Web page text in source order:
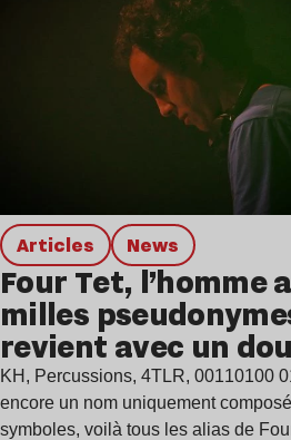
Articles news
Four Tet, l’homme
milles
revient avec un
single
KH, Percussions, 4TLR, 00110100
encore un nom uniquement
symboles, voilà tous les alias de